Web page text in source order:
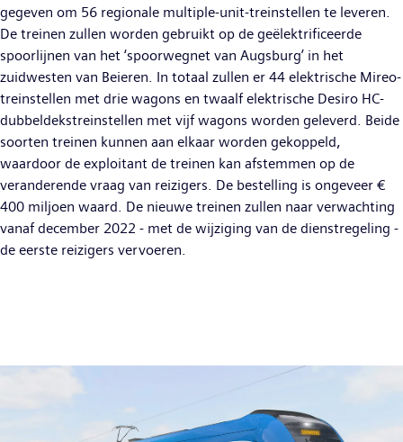
gegeven om 56 regionale multiple-unit-treinstellen te leveren.
De treinen zullen worden gebruikt op de geëlektrificeerde
spoorlijnen van het ‘spoorwegnet van Augsburg’ in het
zuidwesten van Beieren. In totaal zullen er 44 elektrische Mireo-
treinstellen met drie wagons en twaalf elektrische Desiro HC-
dubbeldekstreinstellen met vijf wagons worden geleverd. Beide
soorten treinen kunnen aan elkaar worden gekoppeld,
waardoor de exploitant de treinen kan afstemmen op de
veranderende vraag van reizigers. De bestelling is ongeveer €
400 miljoen waard. De nieuwe treinen zullen naar verwachting
vanaf december 2022 - met de wijziging van de dienstregeling -
de eerste reizigers vervoeren.